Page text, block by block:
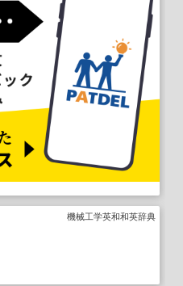
機械工学英和和英辞典